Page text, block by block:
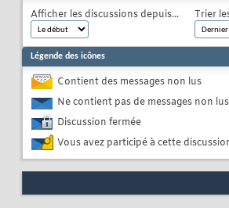
Afficher les discussions depuis... Trier
Légende des icônes
Contient des messages non lus
Ne contient pas de messages non
Discussion fermée
Vous avez participé à cette